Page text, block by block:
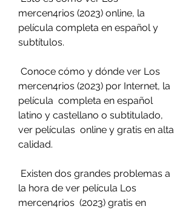
mercen4rios (2023) online, la
película completa en español y
subtítulos.
mercen4rios (2023) por Internet, la
película  completa en español
latino y castellano o subtitulado,
ver películas  online y gratis en alta
calidad.
la hora de ver película Los
mercen4rios  (2023) gratis en